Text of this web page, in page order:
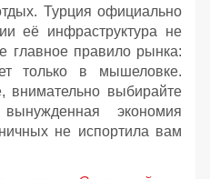
Турция официально
её инфраструктура не
главное правило рынка:
только в мышеловке.
внимательно выбирайте
экономия
не испортила вам